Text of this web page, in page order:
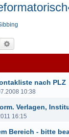
Suche
nach PLZ
10:38
Verlagen,
16:15
Bereich - bitte